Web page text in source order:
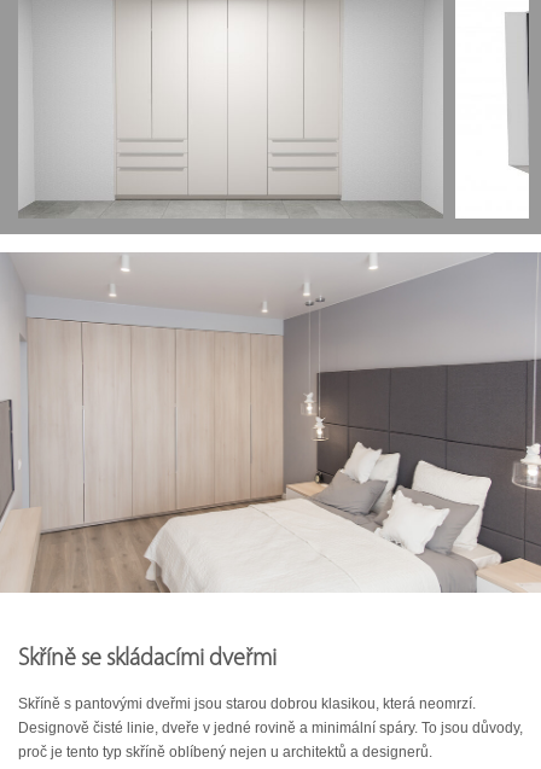
Skříně se skládacími dveřmi
Skříně s pantovými dveřmi jsou starou dobrou klasikou, která neomrzí.
Designově čisté linie, dveře v jedné rovině a minimální spáry. To jsou důvody,
proč je tento typ skříně oblíbený nejen u architektů a designerů.